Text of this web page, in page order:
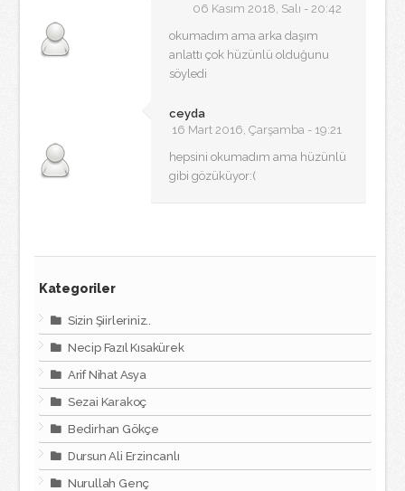
06 Kasım 2018, Salı - 20:42
okumadım ama arka daşım
anlattı çok hüzünlü olduğunu
söyledi
ceyda
16 Mart 2016, Çarşamba - 19:21
hepsini okumadım ama hüzünlü
gibi gözüküyor:(
Kategoriler
Sizin Şiirleriniz..
Necip Fazıl Kısakürek
Arif Nihat Asya
Sezai Karakoç
Bedirhan Gökçe
Dursun Ali Erzincanlı
Nurullah Genç